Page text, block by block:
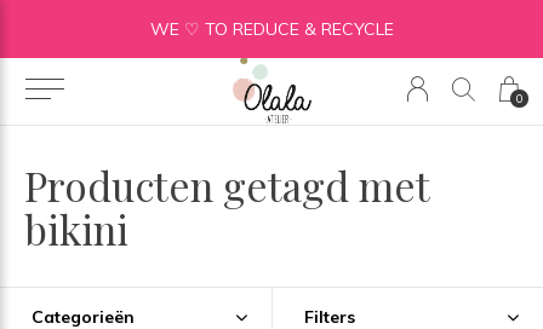
0
WE ♡ TO REDUCE & RECYCLE
Producten getagd met
bikini
Categorieën Filters